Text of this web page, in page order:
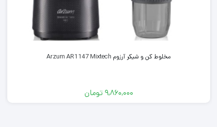
فروشگاه مانزو این افتخار را دارد که این محصول با کیفیت را خدمت
شما عزیزان رارائه دهد.
مخلوط کن و شیکر آرزوم Arzum AR1147 Mixtech
۹,۸۶۰,۰۰۰تومان